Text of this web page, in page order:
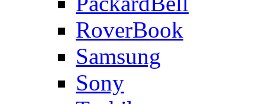
RoverBook
Samsung
Sony